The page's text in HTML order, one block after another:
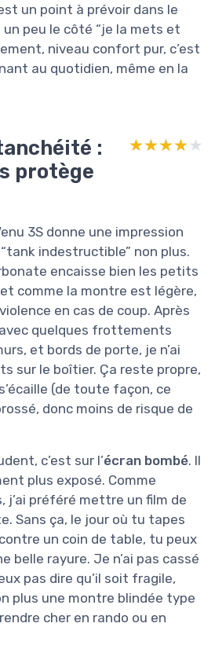
un point à prévoir dans le
peu le côté “je la mets et
niveau confort pur, c’est
au quotidien, même en la
:
protège
★★★★★
★★★★★
3S donne une impression
indestructible” non plus.
encaisse bien les petits
comme la montre est légère,
en cas de coup. Après
quelques frottements
et bords de porte, je n’ai
sur le boîtier. Ça reste propre,
(de toute façon, ce
donc moins de risque de
c’est sur l’écran bombé. Il
plus exposé. Comme
j’ai préféré mettre un film de
Sans ça, le jour où tu tapes
un coin de table, tu peux
belle rayure. Je n’ai pas cassé
pas dire qu’il soit fragile,
plus une montre blindée type
cher en rando ou en